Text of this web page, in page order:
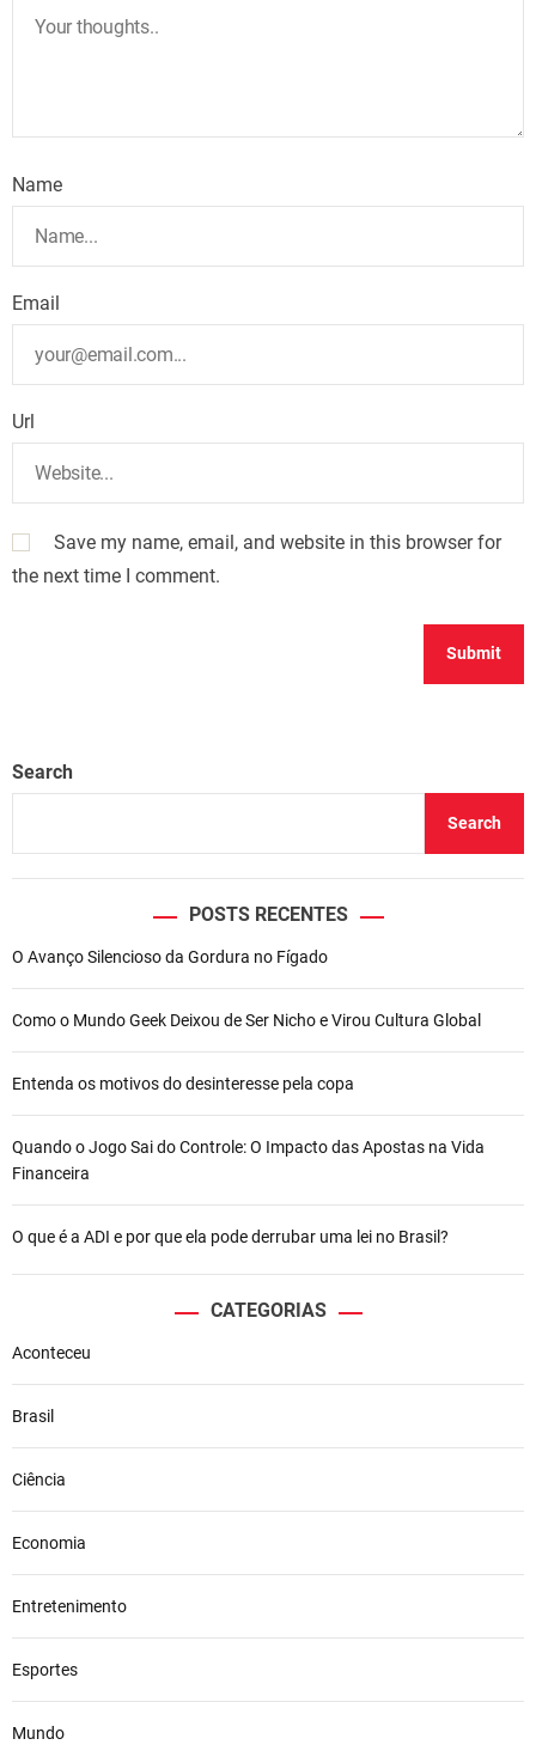
Name
Email
Url
Save my name, email, and website in this browser for
the next time I comment.
Search
Search
POSTS RECENTES
O Avanço Silencioso da Gordura no Fígado
Como o Mundo Geek Deixou de Ser Nicho e Virou Cultura Global
Entenda os motivos do desinteresse pela copa
Quando o Jogo Sai do Controle: O Impacto das Apostas na Vida
Financeira
O que é a ADI e por que ela pode derrubar uma lei no Brasil?
CATEGORIAS
Aconteceu
Brasil
Ciência
Economia
Entretenimento
Esportes
Mundo